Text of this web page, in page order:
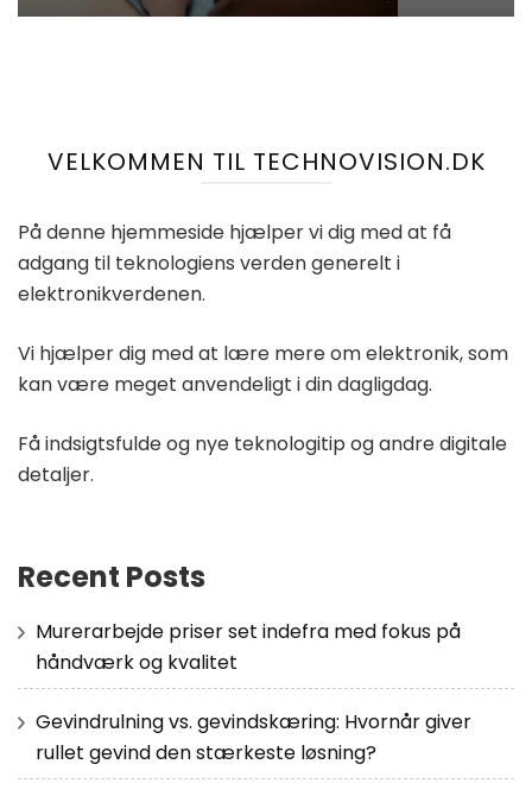
VELKOMMEN TIL TECHNOVISION.DK
På denne hjemmeside hjælper vi dig med at få
adgang til teknologiens verden generelt i
elektronikverdenen.
Vi hjælper dig med at lære mere om elektronik, som
kan være meget anvendeligt i din dagligdag.
Få indsigtsfulde og nye teknologitip og andre digitale
detaljer.
Recent Posts
Murerarbejde priser set indefra med fokus på
håndværk og kvalitet
Gevindrulning vs. gevindskæring: Hvornår giver
rullet gevind den stærkeste løsning?